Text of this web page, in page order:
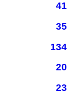
41
35
134
20
23